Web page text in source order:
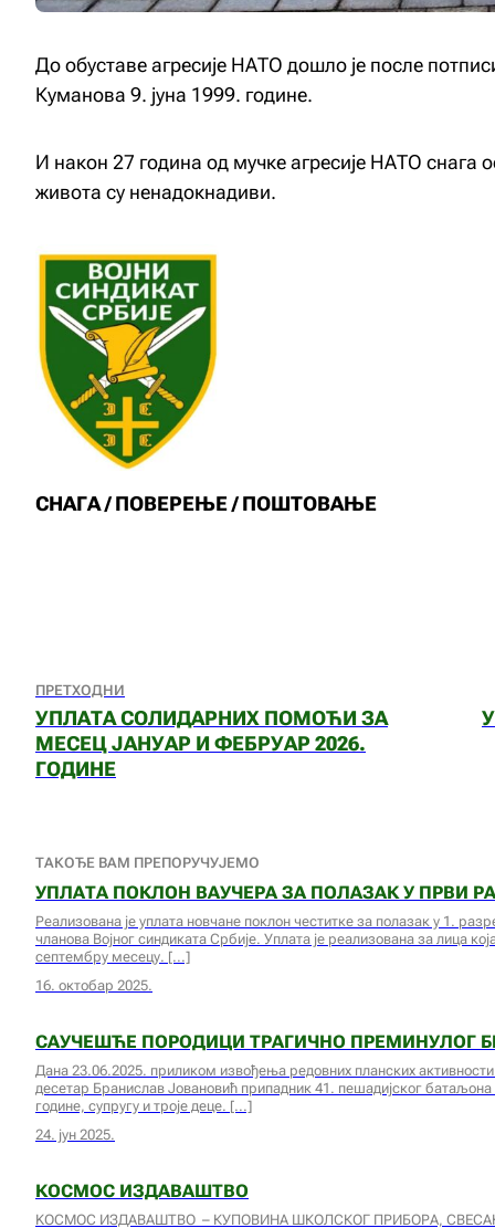
До обуставе агресије НАТО дошло је после
Куманова 9. јуна 1999. године.
И након 27 година од мучке агресије НАТО снага
живота су ненадокнадиви.
СНАГА / ПОВЕРЕЊЕ / ПОШТОВАЊЕ
ПРЕТХОДНИ
УПЛАТА СОЛИДАРНИХ ПОМОЋИ ЗА
МЕСЕЦ ЈАНУАР И ФЕБРУАР 2026.
ГОДИНЕ
ТАКОЂЕ ВАМ ПРЕПОРУЧУЈЕМО
УПЛАТА ПОКЛОН ВАУЧЕРА ЗА ПОЛАЗАК У ПРВИ
Реализована је уплата новчане поклон честитке за полазак у 1.
чланова Војног синдиката Србије. Уплата је реализована за лица
септембру месецу.
16. октобар 2025.
САУЧЕШЋЕ ПОРОДИЦИ ТРАГИЧНО ПРЕМИНУЛОГ
Дана 23.06.2025. приликом извођења редовних планских активности
десетар Бранислав Јовановић припадник 41. пешадијског
године, супругу и троје деце.
24. јун 2025.
КОСМОС ИЗДАВАШТВО
KОСМОС ИЗДАВАШТВО – КУПОВИНА ШКОЛСКОГ ПРИБОРА,